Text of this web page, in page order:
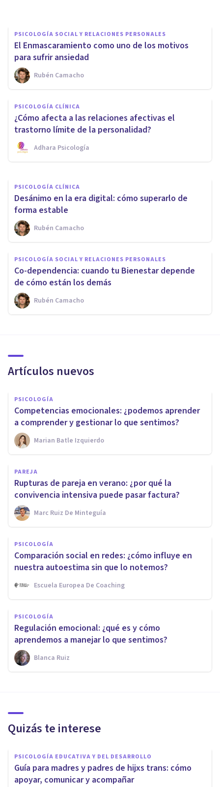
PSICOLOGÍA SOCIAL Y RELACIONES PERSONALES
El Enmascaramiento como uno de los motivos
para sufrir ansiedad
Rubén Camacho
PSICOLOGÍA CLÍNICA
¿Cómo afecta a las relaciones afectivas el
trastorno límite de la personalidad?
Adhara Psicología
La teoría del vínculo de
Pichon-Riviere
Oscar Castillero Mimenza
PSICOLOGÍA CLÍNICA
Desánimo en la era digital: cómo superarlo de
forma estable
Rubén Camacho
PSICOLOGÍA SOCIAL Y RELACIONES PERSONALES
Co-dependencia: cuando tu Bienestar depende
de cómo están los demás
Rubén Camacho
Artículos nuevos
PSICOLOGÍA
Competencias emocionales: ¿podemos aprender
a comprender y gestionar lo que sentimos?
Marian Batle Izquierdo
PAREJA
Rupturas de pareja en verano: ¿por qué la
convivencia intensiva puede pasar factura?
Marc Ruiz De Minteguía
PSICOLOGÍA
Comparación social en redes: ¿cómo influye en
nuestra autoestima sin que lo notemos?
Escuela Europea De Coaching
PSICOLOGÍA
Regulación emocional: ¿qué es y cómo
aprendemos a manejar lo que sentimos?
Blanca Ruiz
Quizás te interese
PSICOLOGÍA EDUCATIVA Y DEL DESARROLLO
Guía para madres y padres de hijxs trans: cómo
apoyar, comunicar y acompañar